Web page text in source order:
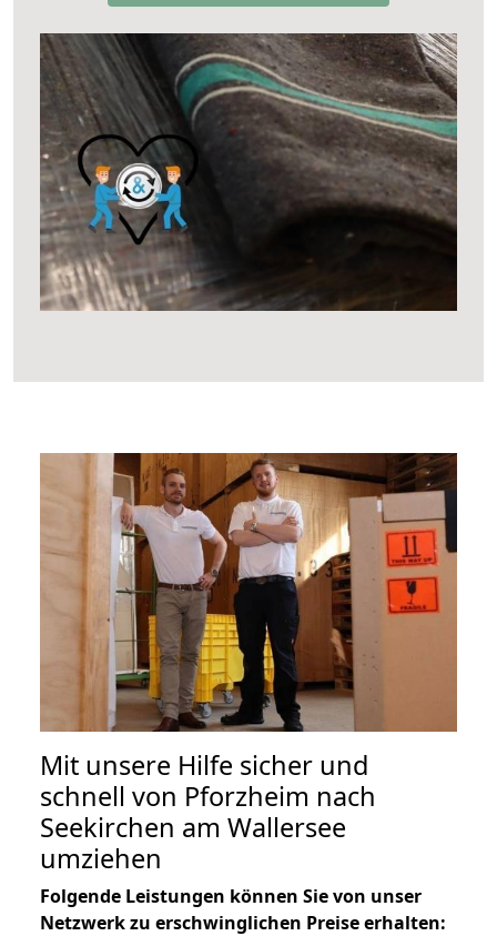
Mit unsere Hilfe sicher und
schnell von Pforzheim nach
Seekirchen am Wallersee
umziehen
Folgende Leistungen können Sie von unser
Netzwerk zu erschwinglichen Preise erhalten: